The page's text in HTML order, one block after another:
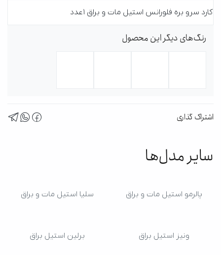
کارد سرو بره فلورانس استیل مات و براق 1عدد
رنگ‌های دیگر این محصول
اشتراک گذاری
سایر مدل‌ها
پالرمو استیل مات و براق سلیا استیل مات و براق
ونیز استیل براق برلین استیل براق